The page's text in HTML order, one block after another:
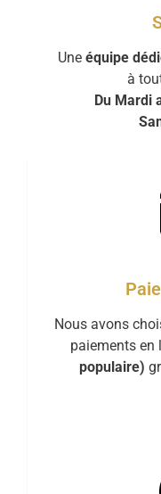
Une équipe
à
Du Mardi
Nous avons
paiements en
populaire)